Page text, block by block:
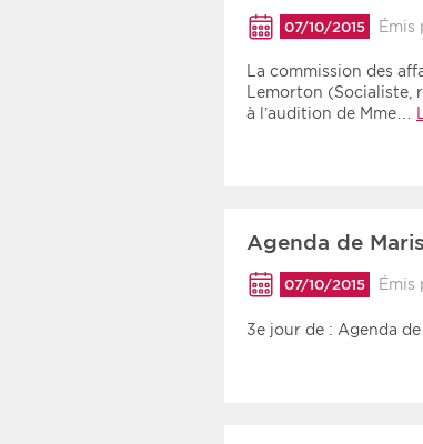
07/10/2015 Émis
La commission des
Lemorton (Socialiste,
à l’audition de Mme…
Agenda de
07/10/2015 Émis
3e jour de : Agenda